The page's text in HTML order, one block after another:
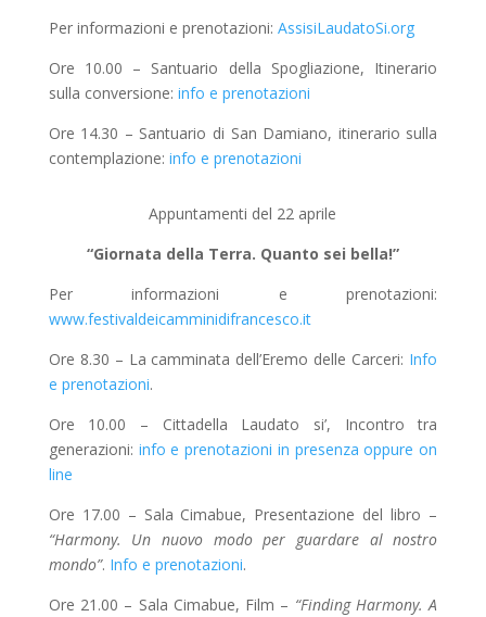
Per informazioni e prenotazioni: AssisiLaudatoSi.org
Ore 10.00 – Santuario della Spogliazione, Itinerario
sulla conversione: info e prenotazioni
Ore 14.30 – Santuario di San Damiano, itinerario sulla
contemplazione: info e prenotazioni
Appuntamenti del 22 aprile
“Giornata della Terra. Quanto sei bella!”
Per informazioni e prenotazioni:
www.festivaldeicamminidifrancesco.it
Ore 8.30 – La camminata dell’Eremo delle Carceri: Info
e prenotazioni.
Ore 10.00 – Cittadella Laudato si’, Incontro tra
generazioni: info e prenotazioni in presenza oppure on
line
Ore 17.00 – Sala Cimabue, Presentazione del libro –
“Harmony. Un nuovo modo per guardare al nostro
mondo”. Info e prenotazioni.
Ore 21.00 – Sala Cimabue, Film – “Finding Harmony. A